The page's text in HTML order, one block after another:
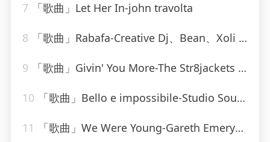
7 「歌曲」Let Her In-john travolta
8 「歌曲」Rabafa-Creative Dj、Bean、Xoli Da Poet、Candice
9 「歌曲」Givin' You More-The Str8jackets & Sam Obernik、Tyree Cooper、The Str8jackets
10 「歌曲」Bello e impossibile-Studio Sound Group
11 「歌曲」We Were Young-Gareth Emery、Alex & Sierra